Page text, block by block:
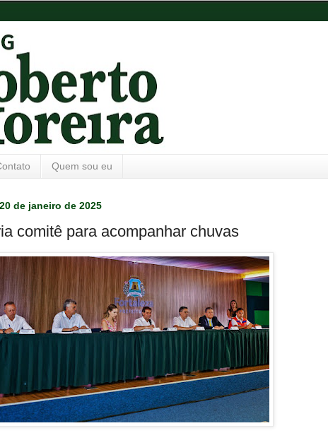
Quem sou eu
de janeiro de 2025
comitê para acompanhar chuvas